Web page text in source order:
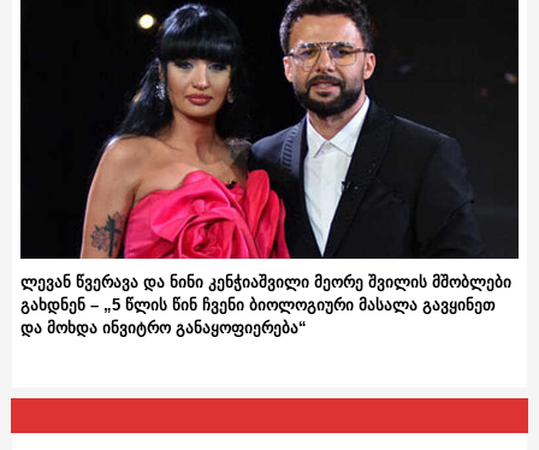
ლევან წვერავა და ნინი კენჭიაშვილი მეორე შვილის მშობლები
გახდნენ – „5 წლის წინ ჩვენი ბიოლოგიური მასალა გავყინეთ
და მოხდა ინვიტრო განაყოფიერება“